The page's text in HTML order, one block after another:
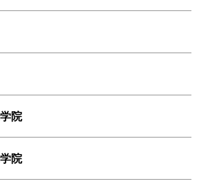
系
系
電子系
院
系
院